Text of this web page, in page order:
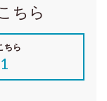
ちら
ちら